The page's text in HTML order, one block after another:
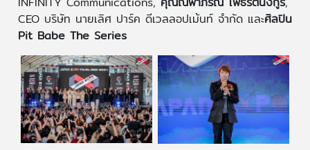
CEO บริษัท นายเลิศ ปาร์ค ดีเวลลอปเม้นท์ จำกัด และศิลปิน
Pit Babe The Series